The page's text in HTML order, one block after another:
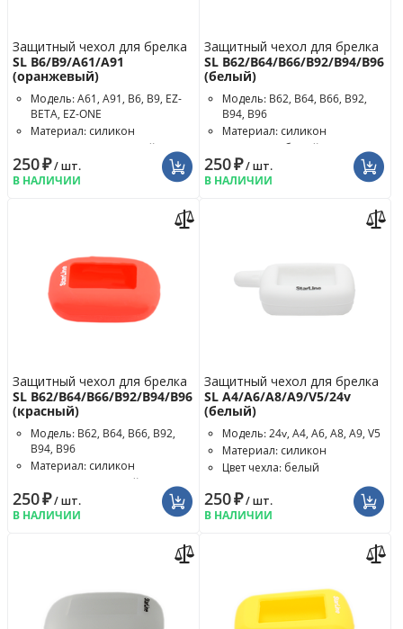
Защитный чехол для брелка
SL B6/B9/A61/A91
(оранжевый)
Модель: A61, A91, B6, B9, EZ-
BETA, EZ-ONE
Материал: силикон
Цвет чехла: оранжевый
250₽/ шт.
В НАЛИЧИИ
Защитный чехол для брелка
SL B62/B64/B66/B92/B94/B96
(белый)
Модель: B62, B64, B66, B92,
B94, B96
Материал: силикон
Цвет чехла: белый
250₽/ шт.
В НАЛИЧИИ
Защитный чехол для брелка
SL B62/B64/B66/B92/B94/B96
(красный)
Модель: B62, B64, B66, B92,
B94, B96
Материал: силикон
Цвет чехла: красный
250₽/ шт.
В НАЛИЧИИ
Защитный чехол для брелка
SL A4/A6/A8/A9/V5/24v
(белый)
Модель: 24v, A4, A6, A8, A9, V5
Материал: силикон
Цвет чехла: белый
250₽/ шт.
В НАЛИЧИИ